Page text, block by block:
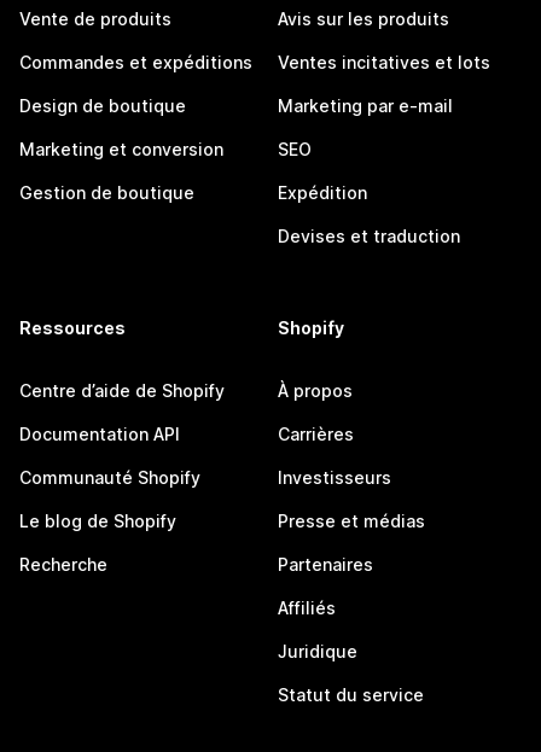
Vente de produits
Commandes et expéditions
Design de boutique
Marketing et conversion
Gestion de boutique
Avis sur les produits
Ventes incitatives et lots
Marketing par e-mail
SEO
Expédition
Devises et traduction
Ressources
Centre d’aide de Shopify
Documentation API
Communauté Shopify
Le blog de Shopify
Recherche
Shopify
À propos
Carrières
Investisseurs
Presse et médias
Partenaires
Affiliés
Juridique
Statut du service